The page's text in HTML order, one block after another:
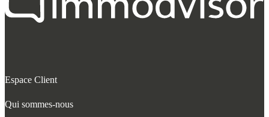
Espace Client
Qui sommes-nous